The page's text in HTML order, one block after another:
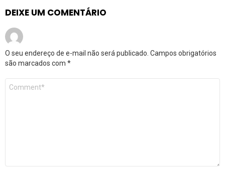
DEIXE UM COMENTÁRIO
O seu endereço de e-mail não será publicado. Campos obrigatórios
são marcados com *
Comentário